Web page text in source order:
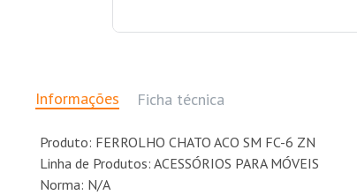
Informações Ficha técnica
Produto: FERROLHO CHATO ACO SM FC-6 ZN
Linha de Produtos: ACESSÓRIOS PARA MÓVEIS
Norma: N/A